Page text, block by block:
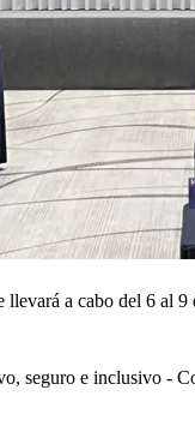
a cabo del 6 al
seguro e inclusivo -